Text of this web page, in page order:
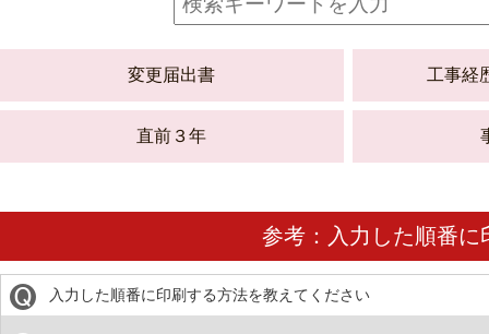
変更届出書 工事経
直前３年
参考：入力した順番
入力した順番に印刷する方法を教えてください